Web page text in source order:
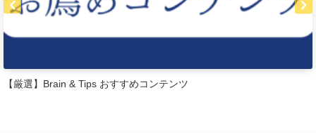
【厳選】Brain & Tips おすすめコンテンツ